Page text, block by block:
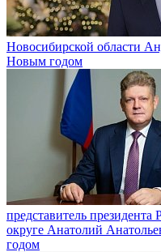
Новосибирской области
Новым годом
представитель
округе Анатолий
годом